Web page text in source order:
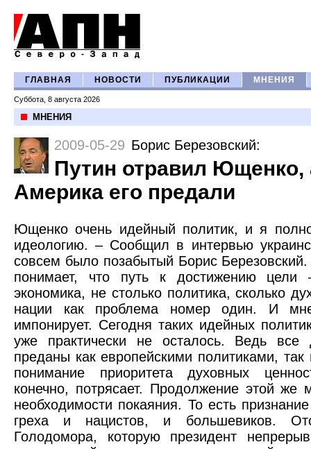
ГЛАВНАЯ НОВОСТИ ПУБЛИКАЦИИ МНЕНИЯ
Суббота, 8 августа 2026
МНЕНИЯ
2009-05-29 Борис Березовский:
Путин отравил Ющенко,
Америка его предали
Ющенко очень идейный политик, и я
идеологию. – Сообщил в интервью
совсем было позабытый Борис
понимает, что путь к достижению
экономика, не столько политика, сколько
нации как проблема номер один. И
импонирует. Сегодня таких идейных
уже практически не осталось. Ведь все
преданы как европейскими политиками,
понимание приоритета духовных
конечно, потрясает. Продолжение этой
необходимости покаяния. То есть
греха и нацистов, и большевиков.
Голодомора, которую президент